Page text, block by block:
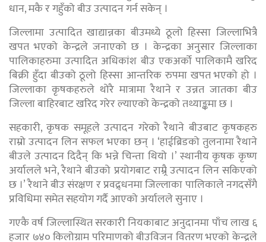
धान, मकै र गहुँको बीउ उत्पादन गर्न सकेन् ।
जिल्लामा उत्पादित खाद्यान्नका बीउमध्ये ठूलो हिस्सा जिल्लाभित्रै
खपत भएको केन्द्रले जनाएको छ । केन्द्रका अनुसार जिल्लाका
पालिकाहरुमा उत्पादित अधिकांश बीउ एकअर्को पालिकामै खरिद
बिक्री हुँदा बीउको ठूलो हिस्सा आन्तरिक रुपमा खपत भएको हो ।
जिल्लाका कृषकहरुले थोरै मात्रामा रैथाने र उन्नत जातका बीउ
जिल्ला बाहिरबाट खरिद गरेर ल्याएको केन्द्रको तथ्याङ्कमा छ ।
सहकारी, कृषक समूहले उत्पादन गरेको रैथाने बीउबाट कृषकहरु
राम्रो उत्पादन लिन सफल भएका छन् । ‘हाईब्रिडको तुलनामा रैथाने
बीउले उत्पादन दिदैन् कि भन्ने चिन्ता थियो ।’ स्थानीय कृषक कृष्ण
अर्यालले भने, रैथाने बीउको प्रयोगबाट राम्र्रै उत्पादन लिन सकिएको
छ ।’ रैथाने बीउ संरक्षण र प्रवद्र्धनमा जिल्लाका पालिकाले नगदसँगै
प्रविधिमा समेत सहयोग गर्दै आएको अर्यालले सुनाए ।
गएकै वर्ष जिल्लास्थित सरकारी नियकाबाट अनुदानमा पाँच लाख ६
हजार ७४० किलोग्राम परिमाणको बीउविजन वितरण भएको केन्द्रले